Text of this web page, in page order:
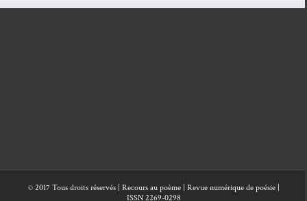
© 2017 Tous droits réservés | Recours au poème | Revue numérique de poésie |
ISSN 2269-0298